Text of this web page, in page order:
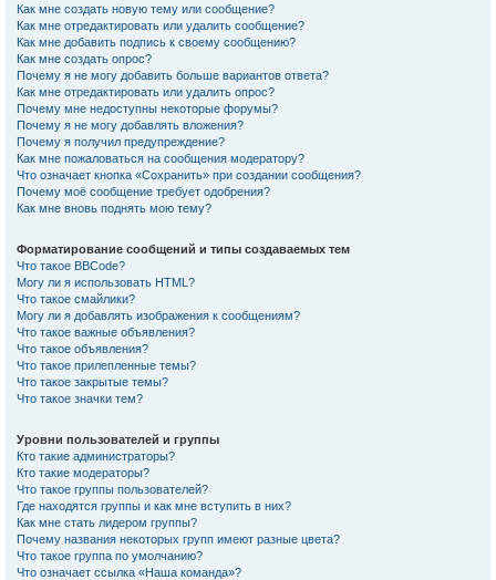
Как мне создать новую тему или сообщение?
Как мне отредактировать или удалить сообщение?
Как мне добавить подпись к своему сообщению?
Как мне создать опрос?
Почему я не могу добавить больше вариантов ответа?
Как мне отредактировать или удалить опрос?
Почему мне недоступны некоторые форумы?
Почему я не могу добавлять вложения?
Почему я получил предупреждение?
Как мне пожаловаться на сообщения модератору?
Что означает кнопка «Сохранить» при создании сообщения?
Почему моё сообщение требует одобрения?
Как мне вновь поднять мою тему?
Форматирование сообщений и типы создаваемых тем
Что такое BBCode?
Могу ли я использовать HTML?
Что такое смайлики?
Могу ли я добавлять изображения к сообщениям?
Что такое важные объявления?
Что такое объявления?
Что такое прилепленные темы?
Что такое закрытые темы?
Что такое значки тем?
Уровни пользователей и группы
Кто такие администраторы?
Кто такие модераторы?
Что такое группы пользователей?
Где находятся группы и как мне вступить в них?
Как мне стать лидером группы?
Почему названия некоторых групп имеют разные цвета?
Что такое группа по умолчанию?
Что означает ссылка «Наша команда»?